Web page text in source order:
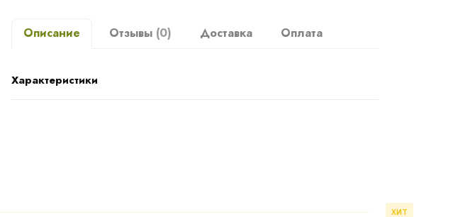
Описание Отзывы (0) Доставка Оплата
Характеристики
ХИТ